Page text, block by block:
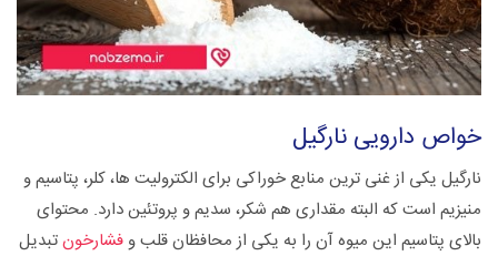
خواص دارویی نارگیل
نارگیل یکی از غنی ترین منابع خوراکی برای الکترولیت ها، کلر، پتاسیم و
منیزیم است که البته مقداری هم شکر، سدیم و پروتئین دارد. محتوای
بالای پتاسیم این میوه آن را به یکی از محافظان قلب و فشارخونتبدیل